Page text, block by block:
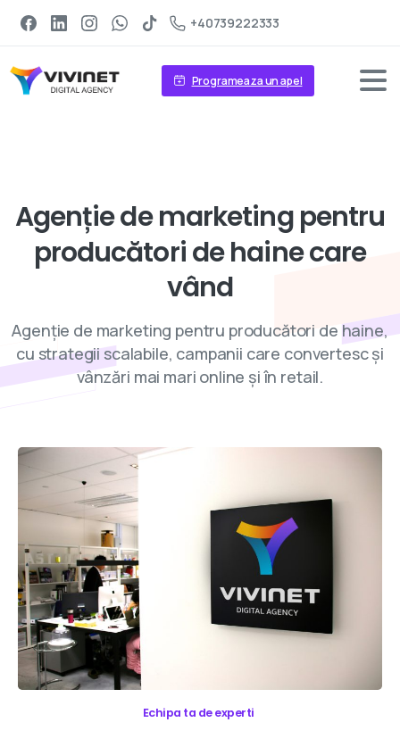
+40739222333
Programeaza un apel
Agențiede marketing pentru
producătoridehainecare
vând
Agenție de marketing pentru producători de haine,
cu strategii scalabile, campanii care convertesc și
vânzări mai mari online și în retail.
Echipa ta de experti